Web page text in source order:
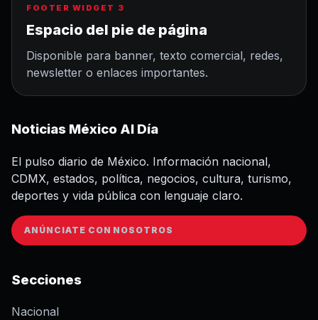
FOOTER WIDGET 3
Espacio del pie de página
Disponible para banner, texto comercial, redes,
newsletter o enlaces importantes.
Noticias México Al Día
El pulso diario de México. Información nacional,
CDMX, estados, política, negocios, cultura, turismo,
deportes y vida pública con lenguaje claro.
ANÚNCIATE CON NOSOTROS
Secciones
Nacional